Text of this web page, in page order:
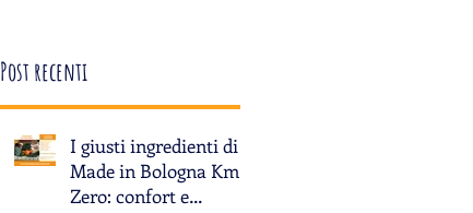
Post recenti
I giusti ingredienti di
Made in Bologna Km
Zero: confort e